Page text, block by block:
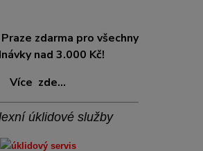
zdarma pro všechny
nad 3.000 Kč!
Více zde...
úklidové služby